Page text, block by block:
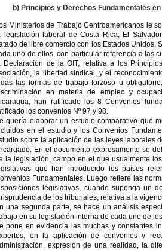
b) Principios y Derechos Fundamentales
Ministerios de Trabajo Centroamericanos le
legislación laboral de Costa Rica, El
de libre comercio con los Estados Unidos.
uno de ellos, con particular referencia a las
Declaración de la OIT, relativa a los
la libertad sindical, y el
las formas de trabajo forzoso u
en materia de empleo y
han ratificado los 8 Convenios
los convenios Nº 97 y 98.
quería elaborar un estudio comparativo que
en el estudio y los Convenios
sobre la aplicación de las leyes laborales
En el documento expresamente se
la legislación, campo en el que usualmente
que han introducido los países
Fundamentales. Luego refiere las
legislativas, cuando suponga un
de los tribunales, relativa a la
una segunda parte, se hace un análisis
en su legislación interna de cada uno de
pone en evidencia las muchas y constantes
en la aplicación de convenios y
expresión de una realidad, la